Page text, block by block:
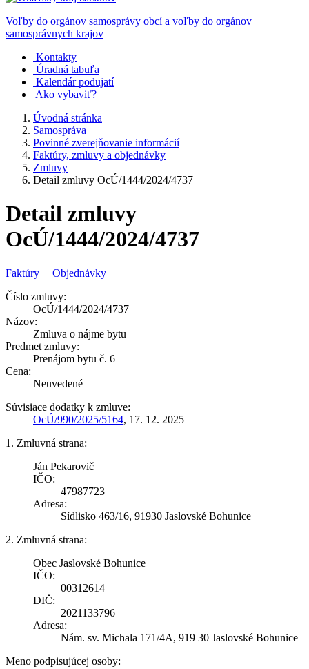
Voľby do orgánov samosprávy obcí a voľby do orgánov
samosprávnych krajov
Kontakty
Úradná tabuľa
Kalendár podujatí
Ako vybaviť?
Úvodná stránka
Samospráva
Povinné zverejňovanie informácií
Faktúry, zmluvy a objednávky
Zmluvy
Detail zmluvy OcÚ/1444/2024/4737
Detail zmluvy
OcÚ/1444/2024/4737
Faktúry | Objednávky
Číslo zmluvy:
OcÚ/1444/2024/4737
Názov:
Zmluva o nájme bytu
Predmet zmluvy:
Prenájom bytu č. 6
Cena:
Neuvedené
Súvisiace dodatky k zmluve:
OcÚ/990/2025/5164, 17. 12. 2025
1. Zmluvná strana:
Ján Pekarovič
IČO:
47987723
Adresa:
Sídlisko 463/16, 91930 Jaslovské Bohunice
2. Zmluvná strana:
Obec Jaslovské Bohunice
IČO:
00312614
DIČ:
2021133796
Adresa:
Nám. sv. Michala 171/4A, 919 30 Jaslovské Bohunice
Meno podpisujúcej osoby: